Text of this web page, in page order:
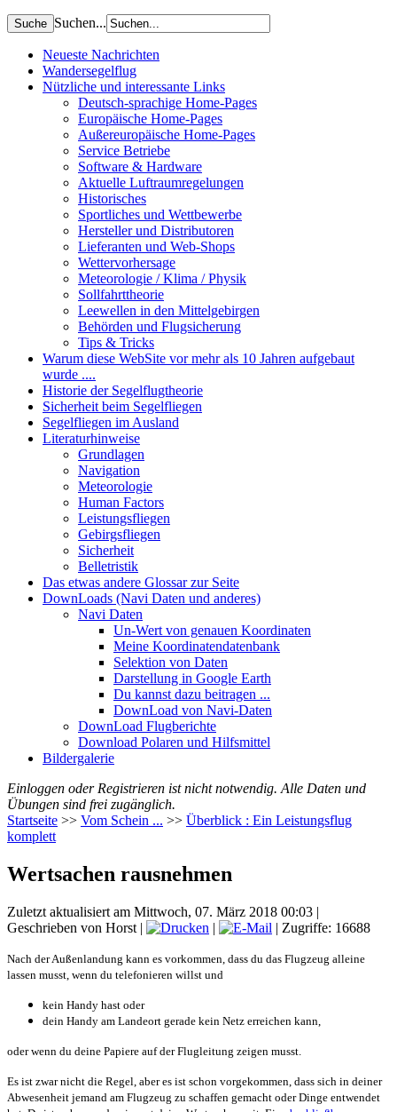
Suchen...
Neueste Nachrichten
Wandersegelflug
Nützliche und interessante Links
Deutsch-sprachige Home-Pages
Europäische Home-Pages
Außereuropäische Home-Pages
Service Betriebe
Software & Hardware
Aktuelle Luftraumregelungen
Historisches
Sportliches und Wettbewerbe
Hersteller und Distributoren
Lieferanten und Web-Shops
Wettervorhersage
Meteorologie / Klima / Physik
Sollfahrttheorie
Leewellen in den Mittelgebirgen
Behörden und Flugsicherung
Tips & Tricks
Warum diese WebSite vor mehr als 10 Jahren aufgebaut
wurde ....
Historie der Segelflugtheorie
Sicherheit beim Segelfliegen
Segelfliegen im Ausland
Literaturhinweise
Grundlagen
Navigation
Meteorologie
Human Factors
Leistungsfliegen
Gebirgsfliegen
Sicherheit
Belletristik
Das etwas andere Glossar zur Seite
DownLoads (Navi Daten und anderes)
Navi Daten
Un-Wert von genauen Koordinaten
Meine Koordinatendatenbank
Selektion von Daten
Darstellung in Google Earth
Du kannst dazu beitragen ...
DownLoad von Navi-Daten
DownLoad Flugberichte
Download Polaren und Hilfsmittel
Bildergalerie
Einloggen oder Registrieren ist nicht notwendig. Alle Daten und
Übungen sind frei zugänglich.
Startseite >> Vom Schein ... >> Überblick : Ein Leistungsflug
komplett
Wertsachen rausnehmen
Zuletzt aktualisiert am Mittwoch, 07. März 2018 00:03 |
Geschrieben von Horst | | | Zugriffe: 16688
Nach der Außenlandung kann es vorkommen, dass du das Flugzeug alleine
lassen musst, wenn du telefonieren willst und
kein Handy hast oder
dein Handy am Landeort gerade kein Netz erreichen kann,
oder wenn du deine Papiere auf der Flugleitung zeigen musst.
Es ist zwar nicht die Regel, aber es ist schon vorgekommen, dass sich in deiner
Abwesenheit jemand am Flugzeug zu schaffen gemacht oder Dinge entwendet